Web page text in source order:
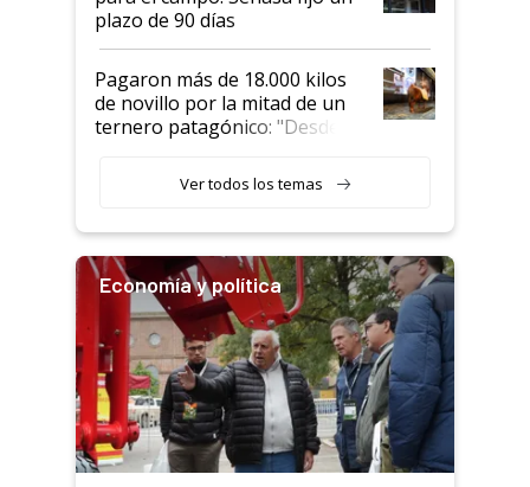
plazo de 90 días
Pagaron más de 18.000 kilos
de novillo por la mitad de un
ternero patagónico: "Desde
llamar la atención"
Ver todos los temas
Economía y política